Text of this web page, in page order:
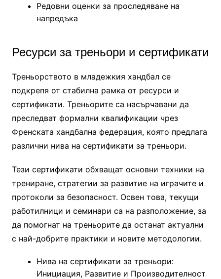
Редовни оценки за проследяване на
напредъка
Ресурси за треньори и сертификати
Треньорството в младежкия хандбал се
подкрепя от стабилна рамка от ресурси и
сертификати. Треньорите са насърчавани да
преследват формални квалификации чрез
Френската хандбална федерация, която предлага
различни нива на сертификати за треньори.
Тези сертификати обхващат основни техники на
трениране, стратегии за развитие на играчите и
протоколи за безопасност. Освен това, текущи
работилници и семинари са на разположение, за
да помогнат на треньорите да останат актуални
с най-добрите практики и новите методологии.
Нива на сертификати за треньори:
Инициация, Развитие и Производителност